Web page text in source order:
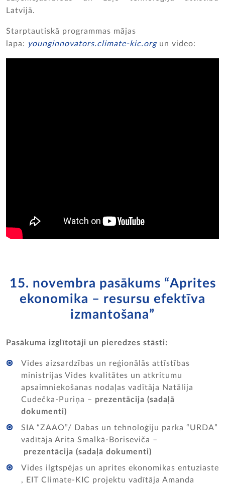
Latvijā.
Starptautiskā programmas mājas
lapa: younginnovators.climate-kic.orgun video:
15. novembra pasākums “Aprites
ekonomika – resursu efektīva
izmantošana”
Pasākuma izglītotāji un pieredzes stāsti:
Vides aizsardzības un reģionālās attīstības
ministrijas Vides kvalitātes un atkritumu
apsaimniekošanas nodaļas vadītāja Natālija
Cudečka-Puriņa – prezentācija (sadaļā
dokumenti)
SIA “ZAAO”/ Dabas un tehnoloģiju parka “URDA”
vadītāja Arita Smalkā-Boriseviča –
prezentācija (sadaļā dokumenti)
Vides ilgtspējas un aprites ekonomikas entuziaste
, EIT Climate-KIC projektu vadītāja Amanda